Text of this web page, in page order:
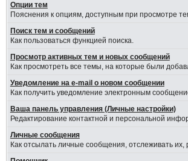
Опции тем
Пояснения к опциям, доступным при просмотре
Поиск тем и сообщений
Как пользоваться функцией поиска.
Просмотр активных тем и новых сообщений
Как просмотреть все темы, на которые были
Уведомление на е-mail о новом сообщении
Как получить уведомление электронным
Ваша панель управления (Личные настройки)
Редактирование контактной и персональной
Личные сообщения
Как отсылать личные сообщения, отслеживать